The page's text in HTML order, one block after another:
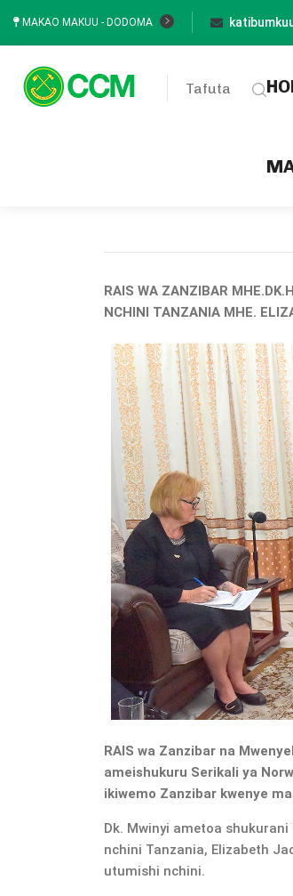
MAKAO MAKUU - DODOMA
Tafuta
RAIS WA ZANZIBAR
NCHINI TANZANIA MHE.
RAIS wa Zanzibar na
ameishukuru Serikali ya
ikiwemo Zanzibar kwenye
Dk. Mwinyi ametoa
nchini Tanzania, Elizabeth
utumishi nchini.